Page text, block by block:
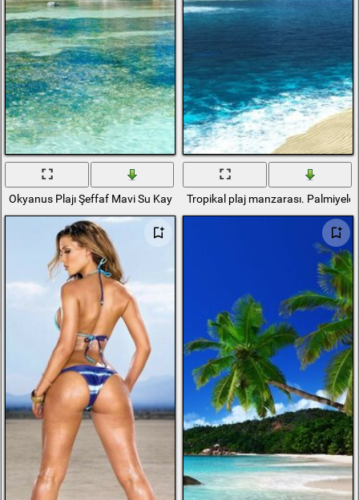
Okyanus Plajı Şeffaf Mavi Su Kayaları DoğaTropikal plaj manzarası. Palmiyeler